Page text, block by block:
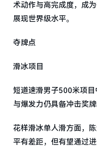
术动作与高完成度，成
展现世界级水平。
夺牌点
滑冰项目
短道速滑男子500米项
与爆发力仍具备冲击奖牌
花样滑冰单人滑方面，
平有差距，但有望通过